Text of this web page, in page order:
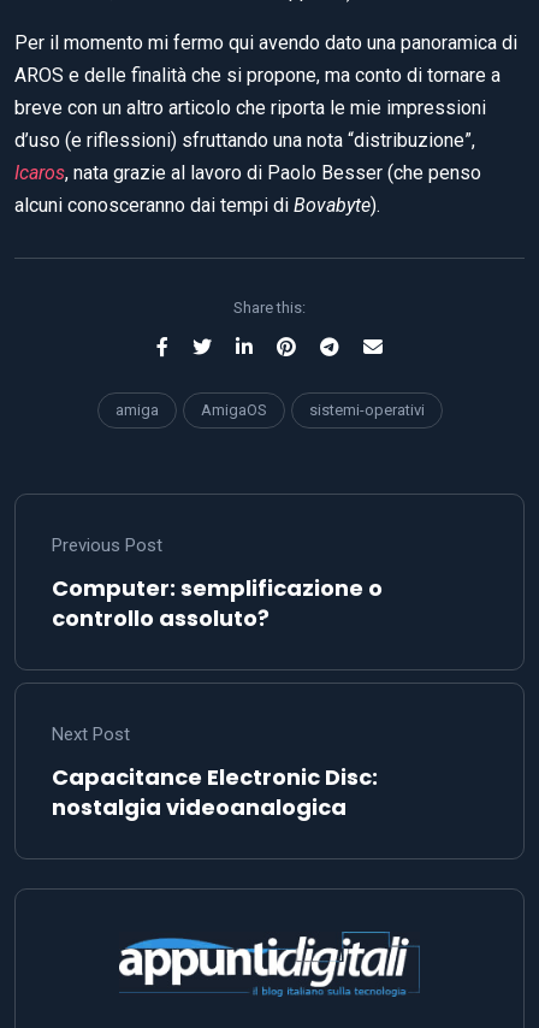
Per il momento mi fermo qui avendo dato una panoramica di
AROS e delle finalità che si propone, ma conto di tornare a
breve con un altro articolo che riporta le mie impressioni
d’uso (e riflessioni) sfruttando una nota “distribuzione”,
Icaros, nata grazie al lavoro di Paolo Besser (che penso
alcuni conosceranno dai tempi di Bovabyte).
Share this:
amiga AmigaOS sistemi-operativi
Previous Post
Computer: semplificazione o
controllo assoluto?
Next Post
Capacitance Electronic Disc:
nostalgia videoanalogica